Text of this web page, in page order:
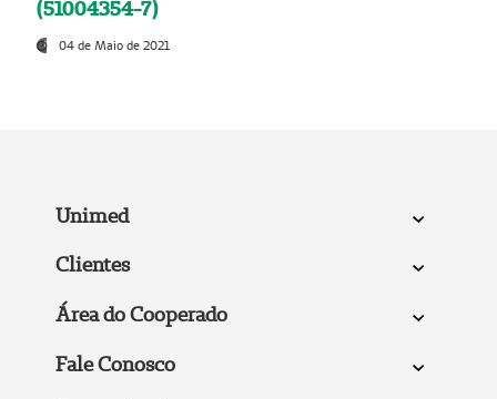
(51004354-7)
04 de Maio de 2021
Unimed
Clientes
Área do Cooperado
Fale Conosco